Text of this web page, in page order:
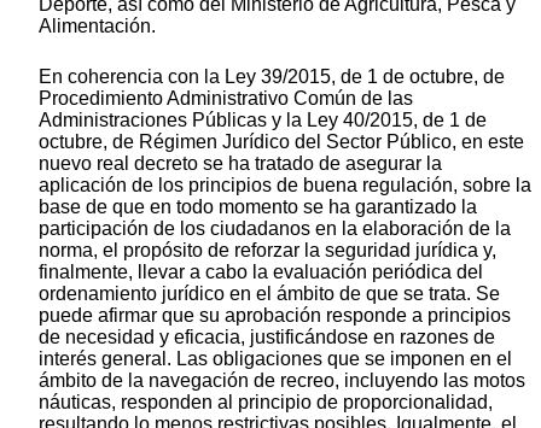
Alimentación.
En coherencia con la Ley 39/2015, de 1 de octubre, de
Procedimiento Administrativo Común de las
Administraciones Públicas y la Ley 40/2015, de 1 de
octubre, de Régimen Jurídico del Sector Público, en este
nuevo real decreto se ha tratado de asegurar la
aplicación de los principios de buena regulación, sobre la
base de que en todo momento se ha garantizado la
participación de los ciudadanos en la elaboración de la
norma, el propósito de reforzar la seguridad jurídica y,
finalmente, llevar a cabo la evaluación periódica del
ordenamiento jurídico en el ámbito de que se trata. Se
puede afirmar que su aprobación responde a principios
de necesidad y eficacia, justificándose en razones de
interés general. Las obligaciones que se imponen en el
ámbito de la navegación de recreo, incluyendo las motos
náuticas, responden al principio de proporcionalidad,
resultando lo menos restrictivas posibles. Igualmente, el